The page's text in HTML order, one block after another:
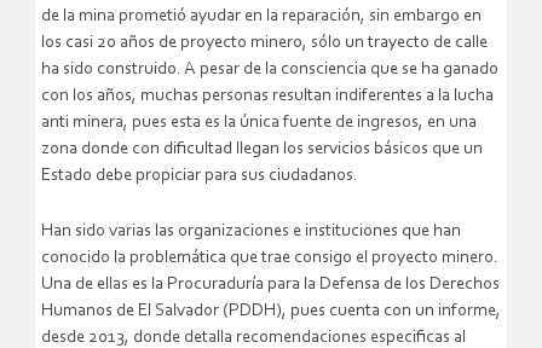
de la mina prometió ayudar en la reparación, sin embargo en
los casi 20 años de proyecto minero, sólo un trayecto de calle
ha sido construido. A pesar de la consciencia que se ha ganado
con los años, muchas personas resultan indiferentes a la lucha
anti minera, pues esta es la única fuente de ingresos, en una
zona donde con dificultad llegan los servicios básicos que un
Estado debe propiciar para sus ciudadanos.
Han sido varias las organizaciones e instituciones que han
conocido la problemática que trae consigo el proyecto minero.
Una de ellas es la Procuraduría para la Defensa de los Derechos
Humanos de El Salvador (PDDH), pues cuenta con un informe,
desde 2013, donde detalla recomendaciones especificas al